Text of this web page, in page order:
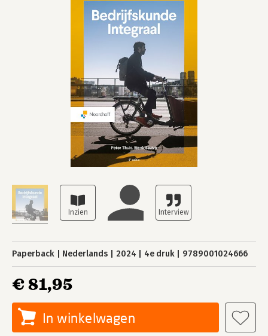
Paperback Nederlands 2024 4e druk 9789001024666
€ 81,95
In winkelwagen